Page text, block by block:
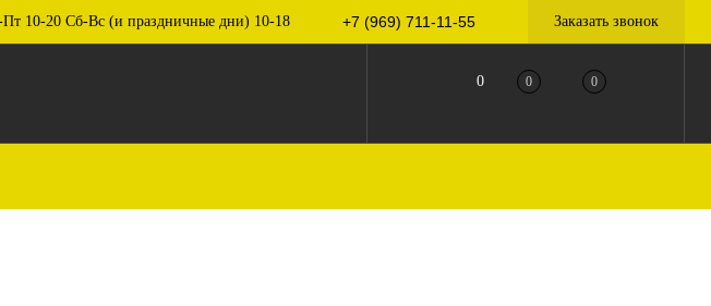
10-20 Сб-Вс (и праздничные дни) 10-18 +7 (969) 711-11-55 Заказать звонок
0 0 0